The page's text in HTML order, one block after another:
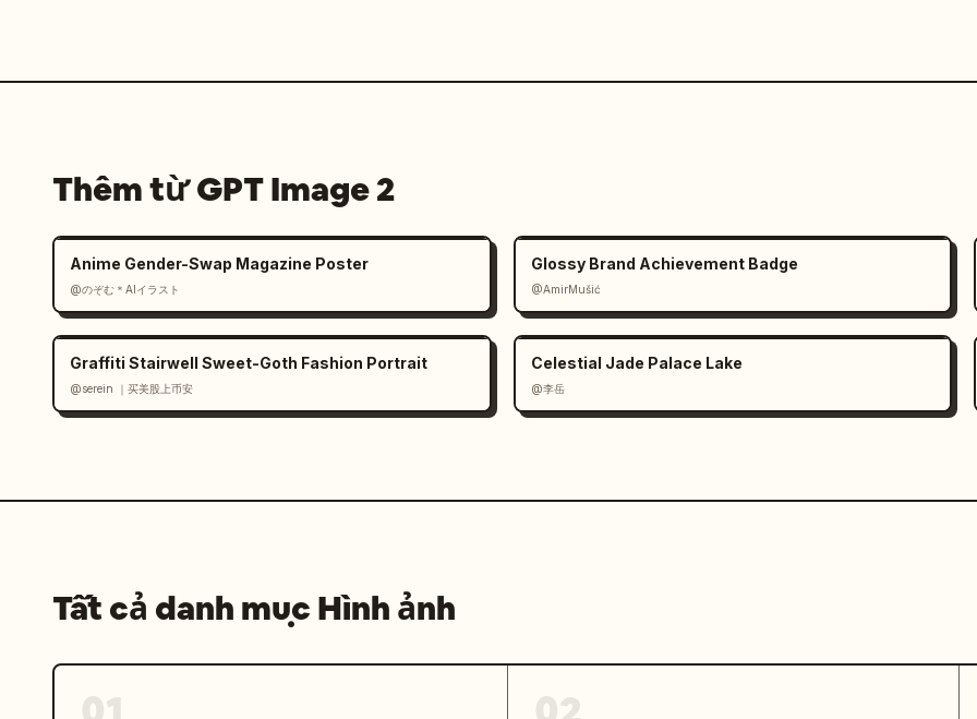
Thêm từ GPT Image 2
Anime Gender-Swap Magazine Poster
@のぞむ＊AIイラスト
Glossy Brand Achievement Badge
@AmirMušić
Graffiti Stairwell Sweet-Goth Fashion Portrait
@serein ｜买美股上币安
Celestial Jade Palace Lake
@李岳
Tất cả danh mục Hình ảnh